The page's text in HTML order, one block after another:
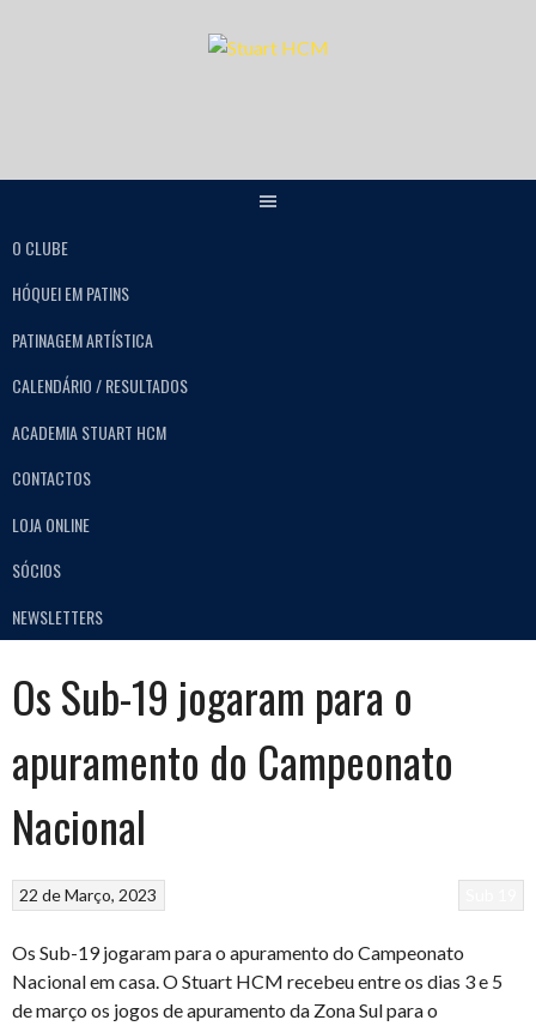
O CLUBE
HÓQUEI EM PATINS
PATINAGEM ARTÍSTICA
CALENDÁRIO / RESULTADOS
ACADEMIA STUART HCM
CONTACTOS
LOJA ONLINE
SÓCIOS
NEWSLETTERS
Os Sub-19 jogaram para o
apuramento do Campeonato
Nacional
22 de Março, 2023
Os Sub-19 jogaram para o apuramento do Campeonato
Nacional em casa. O Stuart HCM recebeu entre os dias 3 e 5
de março os jogos de apuramento da Zona Sul para o